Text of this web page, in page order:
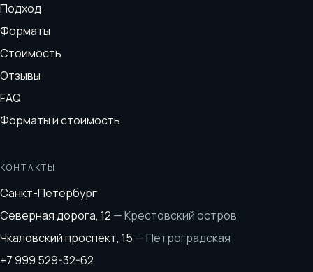
Подход
Форматы
Стоимость
Отзывы
FAQ
Форматы и стоимость
КОНТАКТЫ
Санкт-Петербург
Северная дорога, 12 —Крестовский остров
Чкаловский проспект, 15 —Петроградская
+7 999 529-32-62